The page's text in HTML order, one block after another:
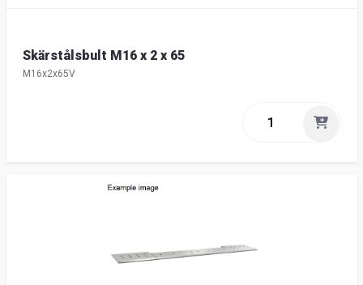
Skärstålsbult M16 x 2 x 65
M16x2x65V